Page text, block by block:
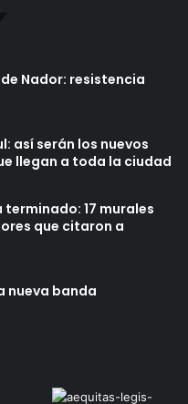
de Nador: resistencia
así serán los nuevos
llegan a toda la ciudad
terminado: 17 murales
que citaron a
nueva banda